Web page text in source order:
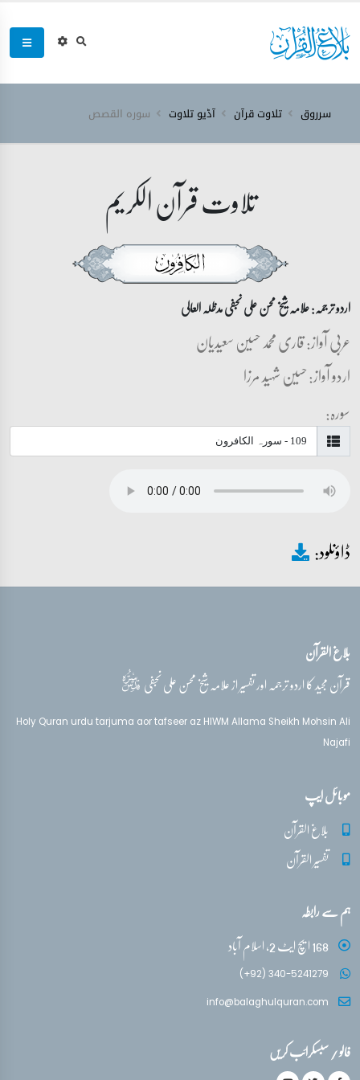
سرروق تلاوت قرآن آڈیو تلاوت سورہ ‎القصص‎
تلاوت قرآن الکریم
اردو ترجمہ: علامہ شیخ محسن علی نجفی مدظلہ العالی
عربی آواز: قاری محمد حسین سعیدیان
اردو آواز: حسین شہید مرزا
سورہ:
ڈاؤنلود:
بلاغ القرآن
قرآن مجید کا اردو ترجمہ اور تفسیر از علامہ شیخ محسن علی نجفیقدس‌سره
Holy Quran urdu tarjuma aor tafseer az HIWM Allama Sheikh Mohsin Ali
Najafi
موبائل ایپ
بلاغ القرآن
تفسیر القرآن
ہم سے رابطہ
168 ایچ ایٹ 2، اسلام آباد
(+92) 340-5241279
info@balaghulquran.com
فالو / سبسکرائب کریں